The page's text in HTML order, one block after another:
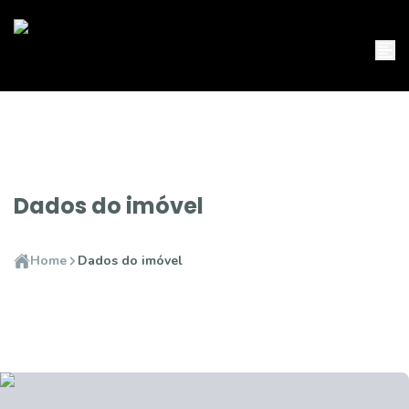
Dados do imóvel
Home Dados do imóvel